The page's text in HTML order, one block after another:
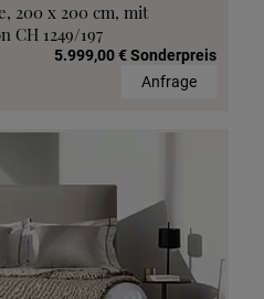
200 x 200 cm, mit
CH 1249/197
5.999,00 € Sonderpreis
Anfrage